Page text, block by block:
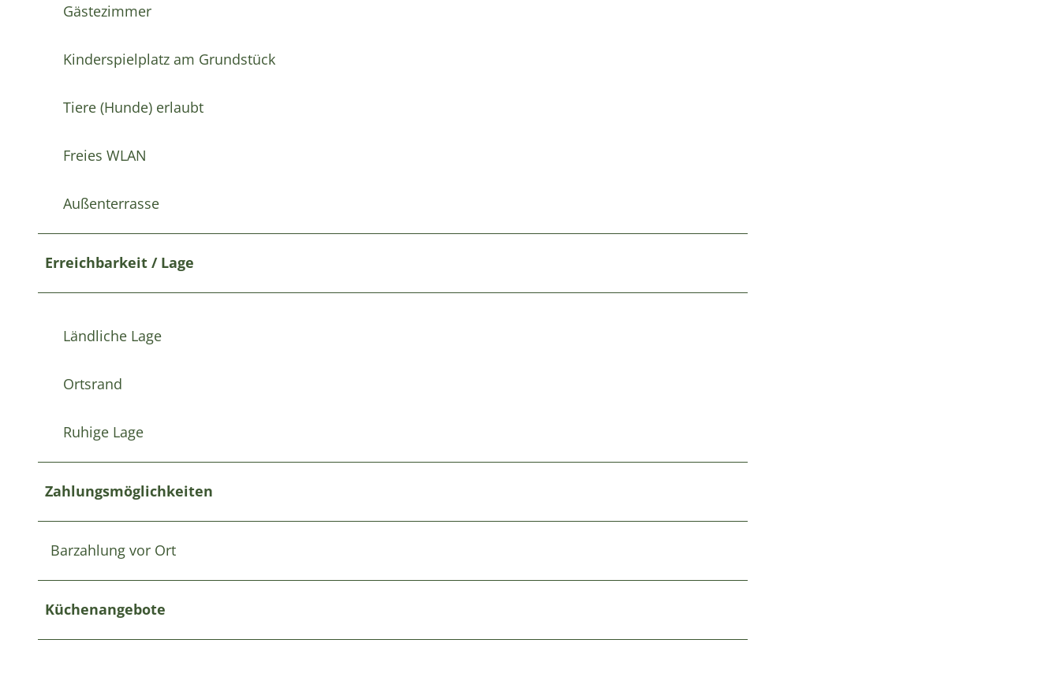
Gästezimmer
Kinderspielplatz am Grundstück
Tiere (Hunde) erlaubt
Freies WLAN
Außenterrasse
Erreichbarkeit / Lage
Ländliche Lage
Ortsrand
Ruhige Lage
Zahlungsmöglichkeiten
Barzahlung vor Ort
Küchenangebote